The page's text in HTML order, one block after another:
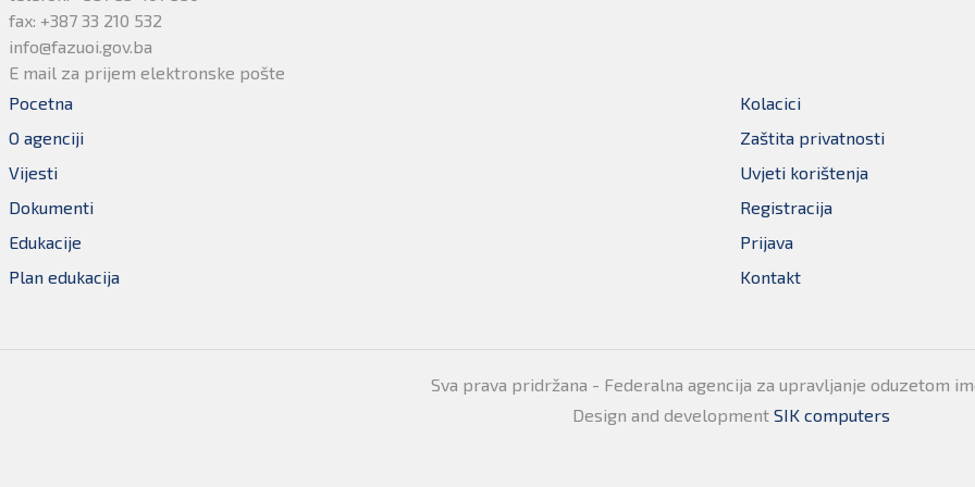
fax: +387 33 210 532
info@fazuoi.gov.ba
E mail za prijem elektronske pošte
Pocetna
O agenciji
Vijesti
Dokumenti
Edukacije
Plan edukacija
Kolacici
Zaštita privatnosti
Uvjeti korištenja
Registracija
Prijava
Kontakt
Sva prava pridržana - Federalna agencija za upravljanje oduzetom
Design and development SIK computers